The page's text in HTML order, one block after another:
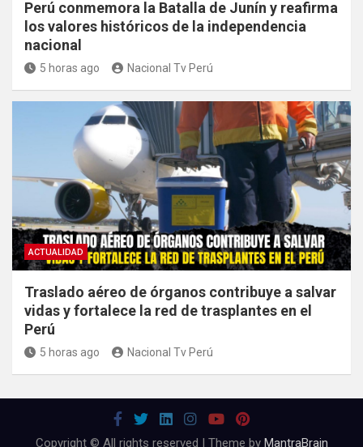
Perú conmemora la Batalla de Junín y reafirma
los valores históricos de la independencia
nacional
5 horas ago Nacional Tv Perú
ACTUALIDAD
Traslado aéreo de órganos contribuye a salvar
vidas y fortalece la red de trasplantes en el
Perú
5 horas ago Nacional Tv Perú
Copyright © All rights reserved | Theme by MantraBrain